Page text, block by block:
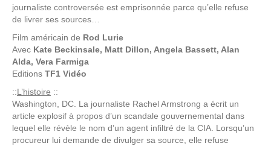
journaliste controversée est emprisonnée parce qu’elle refuse
de livrer ses sources…
Film américain de Rod Lurie
Avec Kate Beckinsale, Matt Dillon, Angela Bassett, Alan
Alda, Vera Farmiga
Editions TF1 Vidéo
::L’histoire ::
Washington, DC. La journaliste Rachel Armstrong a écrit un
article explosif à propos d’un scandale gouvernemental dans
lequel elle révèle le nom d’un agent infiltré de la CIA. Lorsqu’un
procureur lui demande de divulger sa source, elle refuse